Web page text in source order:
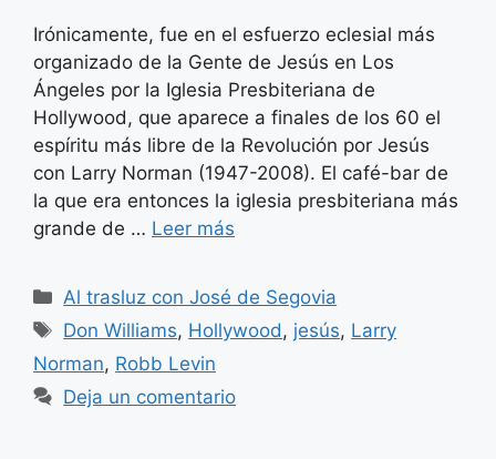
Irónicamente, fue en el esfuerzo eclesial más
organizado de la Gente de Jesús en Los
Ángeles por la Iglesia Presbiteriana de
Hollywood, que aparece a finales de los 60 el
espíritu más libre de la Revolución por Jesús
con Larry Norman (1947-2008). El café-bar de
la que era entonces la iglesia presbiteriana más
grande de … Leer más
Categorías
Al trasluz con José de Segovia
Etiquetas
Don Williams, Hollywood, jesús, Larry
Norman, Robb Levin
Deja un comentario